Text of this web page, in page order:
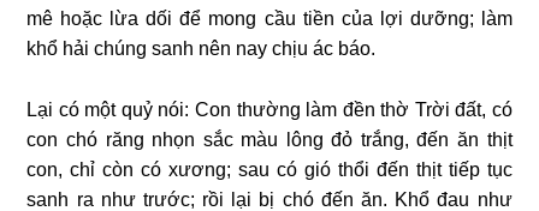
mê hoặc lừa dối để mong cầu tiền của lợi dưỡng; làm
khổ hải chúng sanh nên nay chịu ác báo.
Lại có một quỷ nói: Con thường làm đền thờ Trời đất, có
con chó răng nhọn sắc màu lông đỏ trắng, đến ăn thịt
con, chỉ còn có xương; sau có gió thổi đến thịt tiếp tục
sanh ra như trước; rồi lại bị chó đến ăn. Khổ đau như